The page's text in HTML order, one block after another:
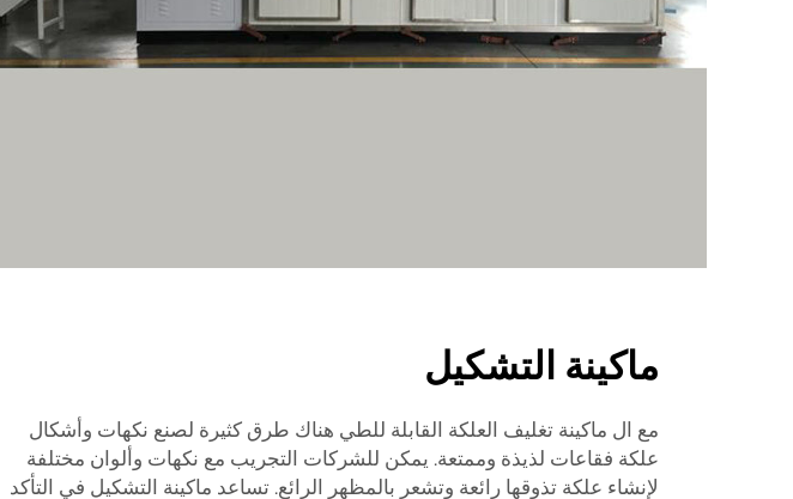
ماكينة التشكيل
مع ال ماكينة تغليف العلكة القابلة للطي هناك طرق كثيرة لصنع نكهات وأشكال
علكة فقاعات لذيذة وممتعة. يمكن للشركات التجريب مع نكهات وألوان مختلفة
لإنشاء علكة تذوقها رائعة وتشعر بالمظهر الرائع. تساعد ماكينة التشكيل في التأكد